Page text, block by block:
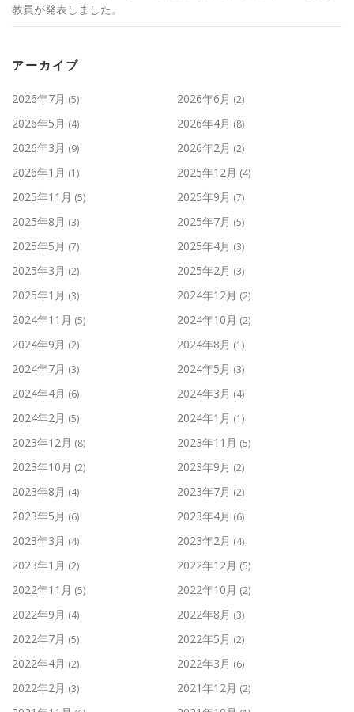
教員が発表しました。
アーカイブ
2026年7月 (5) 2026年6月 (2)
2026年5月 (4) 2026年4月 (8)
2026年3月 (9) 2026年2月 (2)
2026年1月 (1) 2025年12月 (4)
2025年11月 (5) 2025年9月 (7)
2025年8月 (3) 2025年7月 (5)
2025年5月 (7) 2025年4月 (3)
2025年3月 (2) 2025年2月 (3)
2025年1月 (3) 2024年12月 (2)
2024年11月 (5) 2024年10月 (2)
2024年9月 (2) 2024年8月 (1)
2024年7月 (3) 2024年5月 (3)
2024年4月 (6) 2024年3月 (4)
2024年2月 (5) 2024年1月 (1)
2023年12月 (8) 2023年11月 (5)
2023年10月 (2) 2023年9月 (2)
2023年8月 (4) 2023年7月 (2)
2023年5月 (6) 2023年4月 (6)
2023年3月 (4) 2023年2月 (4)
2023年1月 (2) 2022年12月 (5)
2022年11月 (5) 2022年10月 (2)
2022年9月 (4) 2022年8月 (3)
2022年7月 (5) 2022年5月 (2)
2022年4月 (2) 2022年3月 (6)
2022年2月 (3) 2021年12月 (2)